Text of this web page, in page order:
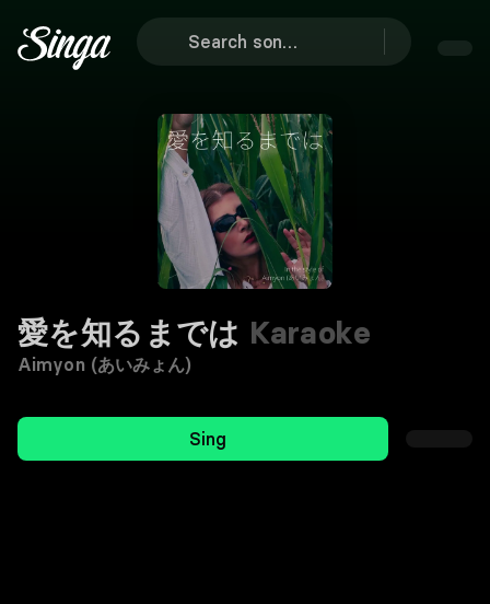
愛を知るまでは Karaoke
Aimyon (あいみょん)
Sing